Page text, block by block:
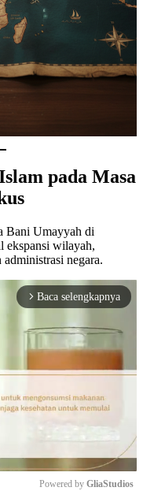
pada Masa
Bani Umayyah di
ekspansi wilayah,
negara.
arrow_forward_ios Baca selengkapnya
Powered by GliaStudios